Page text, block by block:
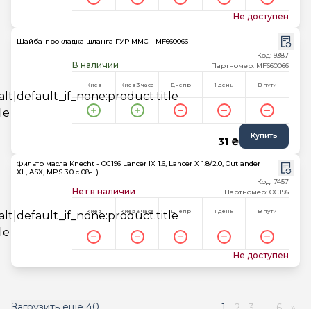
Не доступен
Шайба-прокладка шланга ГУР MMC - MF660066
В наличии
Код: 9387
Партномер: MF660066
Киев Киев 3 часа Днепр 1 день В пути
31 ₴ Купить
Фильтр масла Knecht - OC196 Lancer IX 1.6, Lancer X 1.8/2.0, Outlander
XL, ASX, MPS 3.0 c 08-...)
Нет в наличии
Код: 7457
Партномер: OC196
Киев Киев 3 часа Днепр 1 день В пути
Не доступен